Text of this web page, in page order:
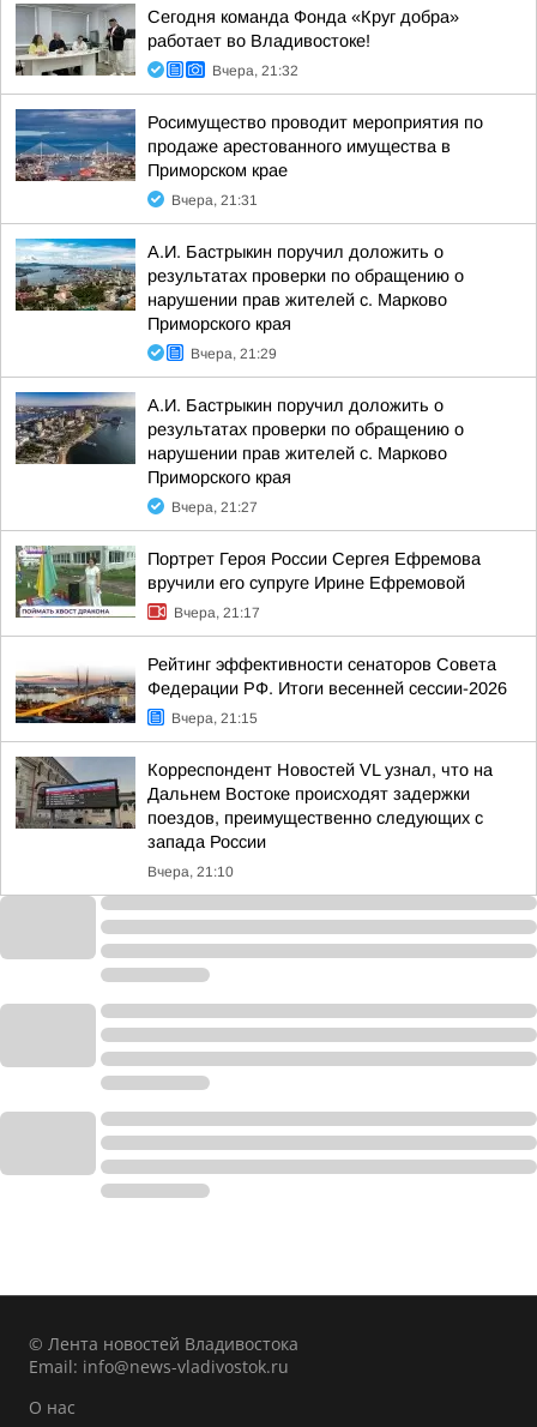
Сегодня команда Фонда «Круг добра»
работает во Владивостоке!
Вчера, 21:32
Росимущество проводит мероприятия по
продаже арестованного имущества в
Приморском крае
Вчера, 21:31
А.И. Бастрыкин поручил доложить о
результатах проверки по обращению о
нарушении прав жителей с. Марково
Приморского края
Вчера, 21:29
А.И. Бастрыкин поручил доложить о
результатах проверки по обращению о
нарушении прав жителей с. Марково
Приморского края
Вчера, 21:27
Портрет Героя России Сергея Ефремова
вручили его супруге Ирине Ефремовой
Вчера, 21:17
Рейтинг эффективности сенаторов Совета
Федерации РФ. Итоги весенней сессии-2026
Вчера, 21:15
Корреспондент Новостей VL узнал, что на
Дальнем Востоке происходят задержки
поездов, преимущественно следующих с
запада России
Вчера, 21:10
© Лента новостей Владивостока
Email: info@news-vladivostok.ru
О нас